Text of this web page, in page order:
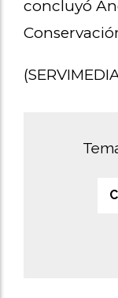
concluyó